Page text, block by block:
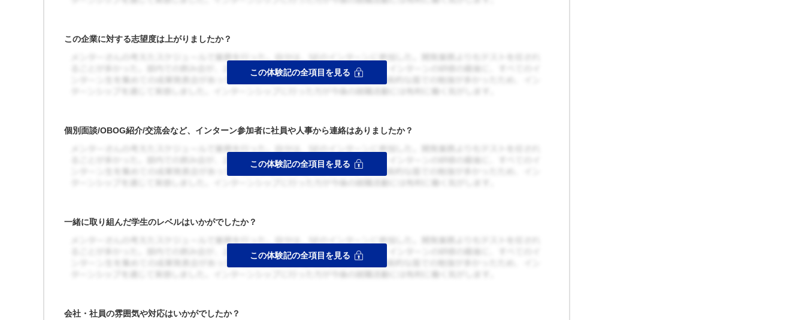
この企業に対する志望度は上がりましたか？
個別面談/OBOG紹介/交流会など、インターン参加者に社員や人事から連絡はありましたか？
一緒に取り組んだ学生のレベルはいかがでしたか？
会社・社員の雰囲気や対応はいかがでしたか？